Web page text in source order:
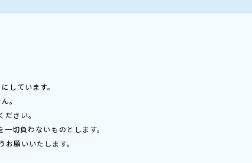
しています。
。
さい。
切負わないものとします。
願いいたします。